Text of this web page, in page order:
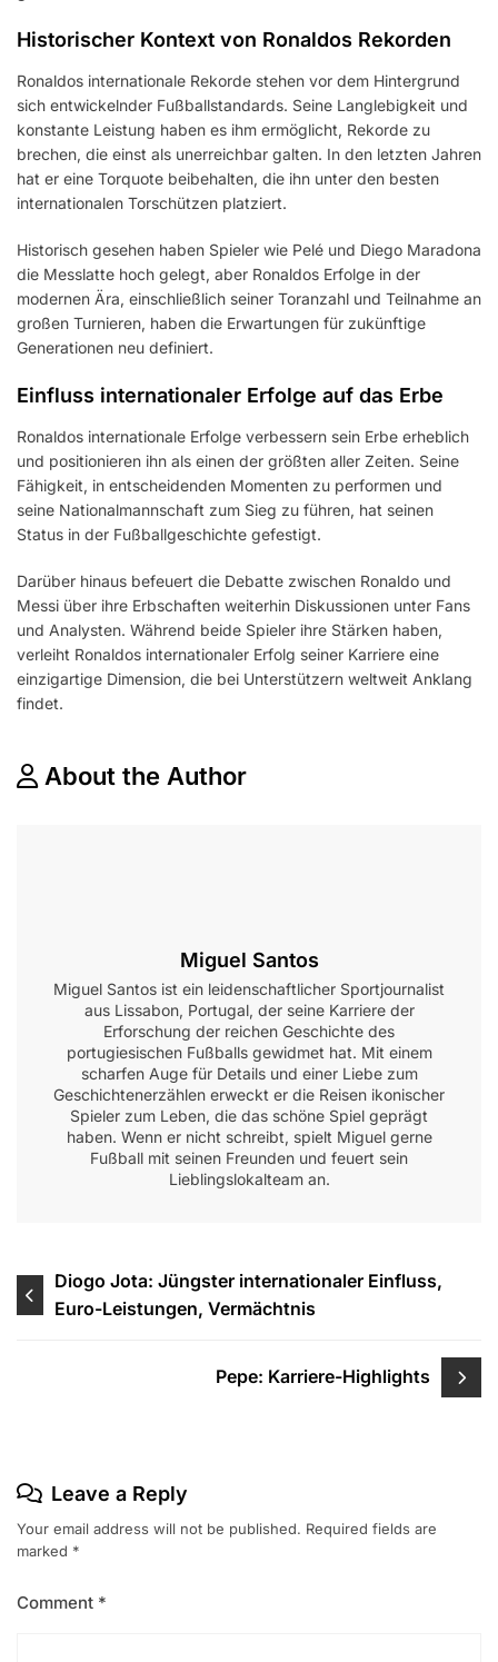
Historischer Kontext von Ronaldos Rekorden
Ronaldos internationale Rekorde stehen vor dem Hintergrund
sich entwickelnder Fußballstandards. Seine Langlebigkeit und
konstante Leistung haben es ihm ermöglicht, Rekorde zu
brechen, die einst als unerreichbar galten. In den letzten Jahren
hat er eine Torquote beibehalten, die ihn unter den besten
internationalen Torschützen platziert.
Historisch gesehen haben Spieler wie Pelé und Diego Maradona
die Messlatte hoch gelegt, aber Ronaldos Erfolge in der
modernen Ära, einschließlich seiner Toranzahl und Teilnahme an
großen Turnieren, haben die Erwartungen für zukünftige
Generationen neu definiert.
Einfluss internationaler Erfolge auf das Erbe
Ronaldos internationale Erfolge verbessern sein Erbe erheblich
und positionieren ihn als einen der größten aller Zeiten. Seine
Fähigkeit, in entscheidenden Momenten zu performen und
seine Nationalmannschaft zum Sieg zu führen, hat seinen
Status in der Fußballgeschichte gefestigt.
Darüber hinaus befeuert die Debatte zwischen Ronaldo und
Messi über ihre Erbschaften weiterhin Diskussionen unter Fans
und Analysten. Während beide Spieler ihre Stärken haben,
verleiht Ronaldos internationaler Erfolg seiner Karriere eine
einzigartige Dimension, die bei Unterstützern weltweit Anklang
findet.
About the Author
Miguel Santos
Miguel Santos ist ein leidenschaftlicher Sportjournalist
aus Lissabon, Portugal, der seine Karriere der
Erforschung der reichen Geschichte des
portugiesischen Fußballs gewidmet hat. Mit einem
scharfen Auge für Details und einer Liebe zum
Geschichtenerzählen erweckt er die Reisen ikonischer
Spieler zum Leben, die das schöne Spiel geprägt
haben. Wenn er nicht schreibt, spielt Miguel gerne
Fußball mit seinen Freunden und feuert sein
Lieblingslokalteam an.
Post
navigation
Diogo Jota: Jüngster internationaler Einfluss,
Euro-Leistungen, Vermächtnis
Pepe: Karriere-Highlights
Leave a Reply
Your email address will not be published. Required fields are
marked *
Comment *